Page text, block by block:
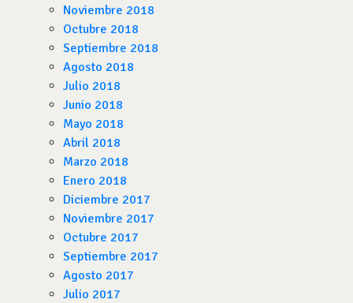
Noviembre 2018
Octubre 2018
Septiembre 2018
Agosto 2018
Julio 2018
Junio 2018
Mayo 2018
Abril 2018
Marzo 2018
Enero 2018
Diciembre 2017
Noviembre 2017
Octubre 2017
Septiembre 2017
Agosto 2017
Julio 2017